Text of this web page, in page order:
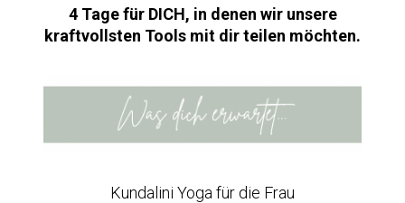
4 Tage für DICH, in denen wir unsere
kraftvollsten Tools mit dir teilen möchten.
Kundalini Yoga für die Frau